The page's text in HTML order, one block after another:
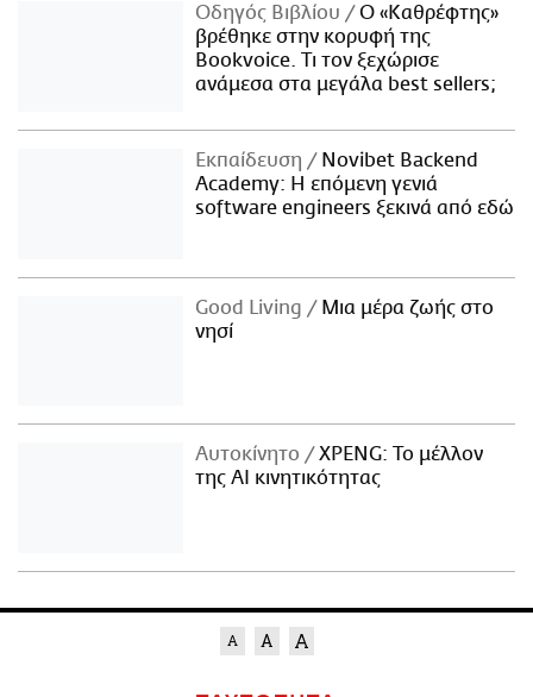
Οδηγός Βιβλίου
Ο «Καθρέφτης»
βρέθηκε στην κορυφή της
Bookvoice. Τι τον ξεχώρισε
ανάμεσα στα μεγάλα best sellers;
Εκπαίδευση
Novibet Backend
Academy: Η επόμενη γενιά
software engineers ξεκινά από εδώ
Good Living
Μια μέρα ζωής στο
νησί
Αυτοκίνητο
XPENG: Το μέλλον
της AI κινητικότητας